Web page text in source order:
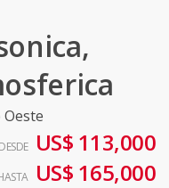
DESDE US$ 113,000
US$ 165,000